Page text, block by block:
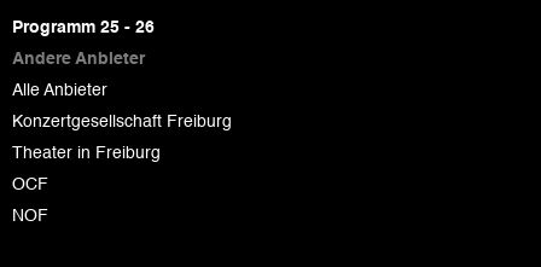
page
Programm 25 - 26
Andere Anbieter
Alle Anbieter
Konzertgesellschaft Freiburg
Theater in Freiburg
OCF
NOF